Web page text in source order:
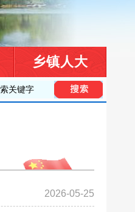
乡镇人大
2026-05-25